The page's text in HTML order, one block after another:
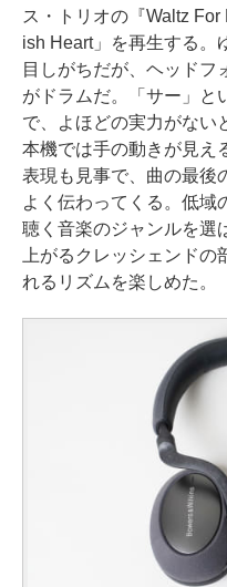
ス・トリオの『Waltz
ish Heart」を再生する。
目しがちだが、ヘッドフ
がドラムだ。「サー」と
で、よほどの実力がない
本機では手の動きが見え
表現も見事で、曲の最後
よく伝わってくる。低域
聴く音楽のジャンルを選
上がるクレッシェンド
れるリズムを楽しめた。